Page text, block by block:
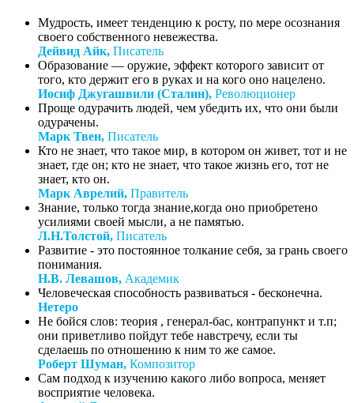
Мудрость, имеет тенденцию к росту, по мере осознания
своего собственного невежества.
Дейвид Айк, Писатель
Образование — оружие, эффект которого зависит от
того, кто держит его в руках и на кого оно нацелено.
Иосиф Джугашвили (Сталин), Революционер
Проще одурачить людей, чем убедить их, что они были
одурачены.
Марк Твен, Писатель
Кто не знает, что такое мир, в котором он живет, тот и не
знает, где он; кто не знает, что такое жизнь его, тот не
знает, кто он.
Марк Аврелий, Правитель
Знание, только тогда знание,когда оно приобретено
усилиями своей мысли, а не памятью.
Л.Н.Толстой, Писатель
Развитие - это постоянное толкание себя, за грань своего
понимания.
Н.В. Левашов, Академик
Человеческая способность развиваться - бесконечна.
Нетеро
Не бойся слов: теория , генерал-бас, контрапункт и т.п;
они приветливо пойдут тебе навстречу, если ты
сделаешь по отношению к ним то же самое.
Роберт Шуман, Композитор
Сам подход к изучению какого либо вопроса, меняет
восприятие человека.